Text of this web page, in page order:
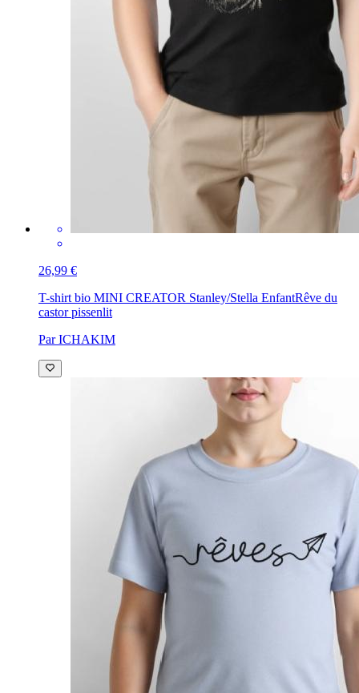
26,99 €
T-shirt bio MINI CREATOR Stanley/Stella EnfantRêve du
castor pissenlit
Par ICHAKIM